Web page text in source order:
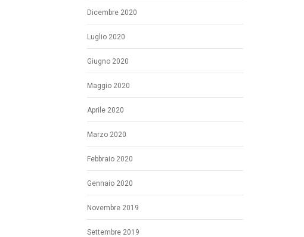
Dicembre 2020
Luglio 2020
Giugno 2020
Maggio 2020
Aprile 2020
Marzo 2020
Febbraio 2020
Gennaio 2020
Novembre 2019
Settembre 2019